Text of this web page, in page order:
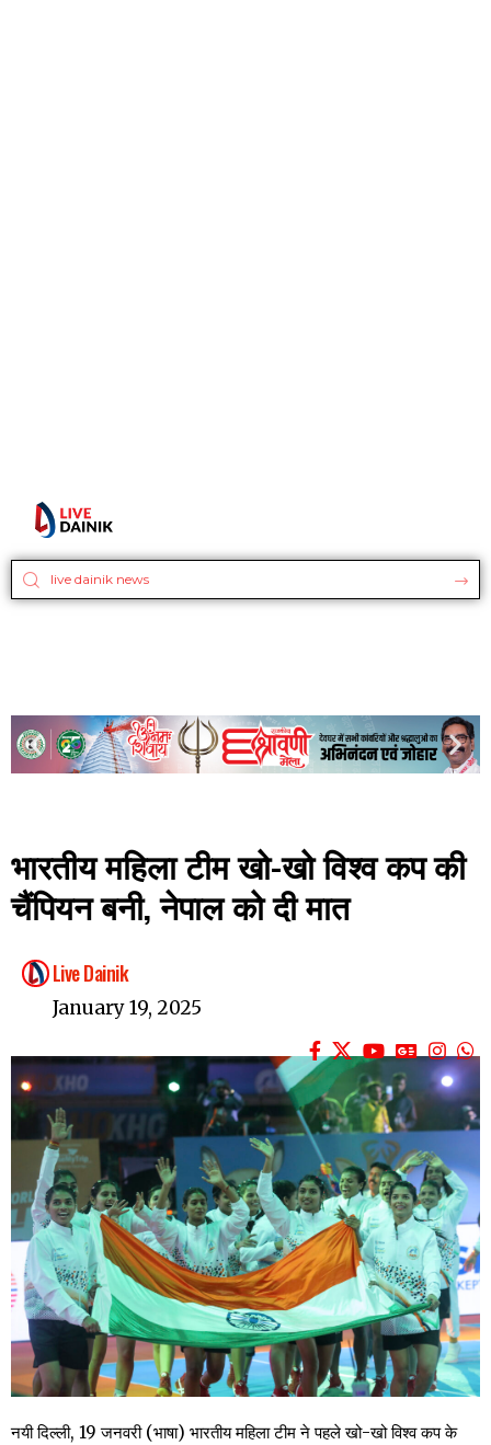
भारतीय महिला टीम खो-खो विश्व कप की
चैंपियन बनी, नेपाल को दी मात
Live Dainik
January 19, 2025
नयी दिल्ली, 19 जनवरी (भाषा) भारतीय महिला टीम ने पहले खो-खो विश्व कप के